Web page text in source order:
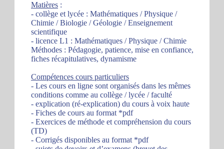
Matières :
- collège et lycée : Mathématiques / Physique /
Chimie / Biologie / Géologie / Enseignement
scientifique
- licence L1 : Mathématiques / Physique / Chimie
Méthodes : Pédagogie, patience, mise en confiance,
fiches récapitulatives, dynamisme
Compétences cours particuliers
- Les cours en ligne sont organisés dans les mêmes
conditions comme au collège / lycée / faculté
- explication (ré-explication) du cours à voix haute
- Fiches de cours au format *pdf
- Exercices de méthode et compréhension du cours
(TD)
- Corrigés disponibles au format *pdf